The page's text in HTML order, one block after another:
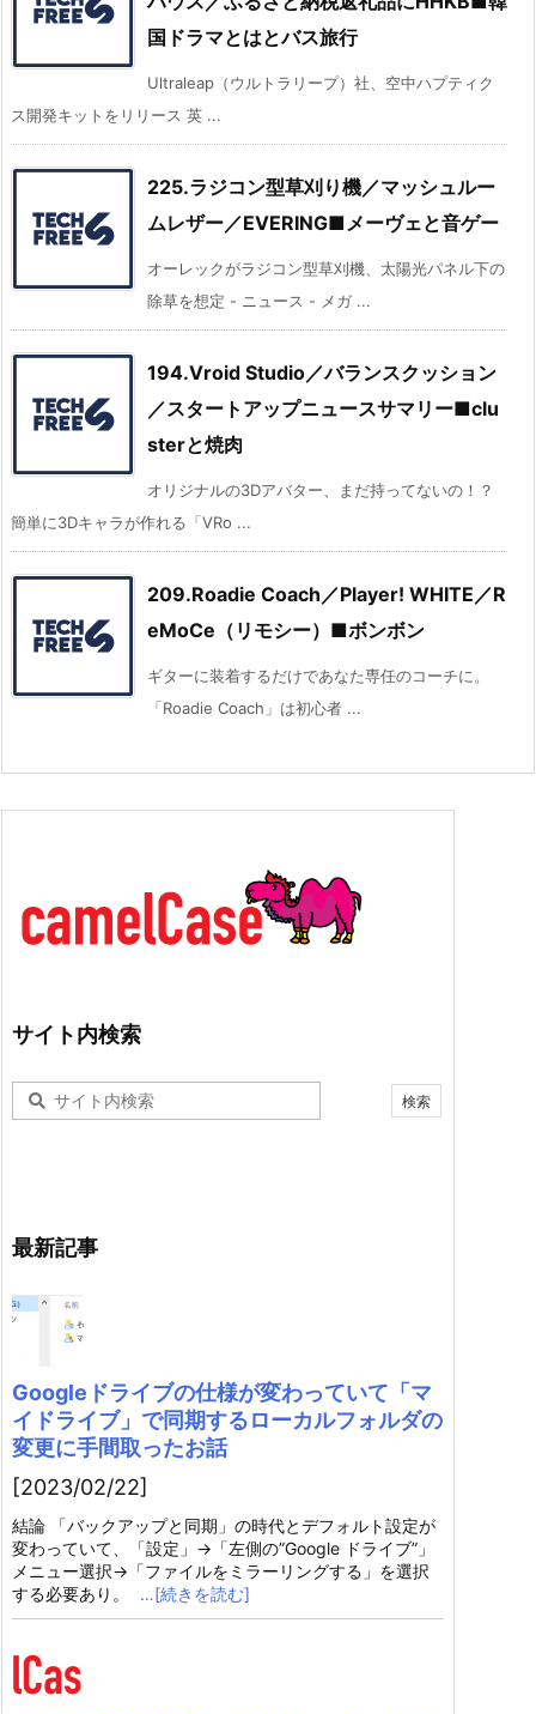
国ドラマとはとバス旅行
Ultraleap（ウルトラリープ）社、空中ハプティク
ス開発キットをリリース 英 ...
225.ラジコン型草刈り機／マッシュルー
ムレザー／EVERING■メーヴェと音ゲー
オーレックがラジコン型草刈機、太陽光パネル下の
除草を想定 - ニュース - メガ ...
194.Vroid Studio／バランスクッション
／スタートアップニュースサマリー■clu
sterと焼肉
オリジナルの3Dアバター、まだ持ってないの！？
簡単に3Dキャラが作れる「VRo ...
209.Roadie Coach／Player! WHITE／R
eMoCe（リモシー）■ボンボン
ギターに装着するだけであなた専任のコーチに。
「Roadie Coach」は初心者 ...
サイト内検索
最新記事
Googleドライブの仕様が変わっていて「マ
イドライブ」で同期するローカルフォルダの
変更に手間取ったお話
[2023/02/22]
結論 「バックアップと同期」の時代とデフォルト設定が
変わっていて、「設定」→「左側の”Google ドライブ”」
メニュー選択→「ファイルをミラーリングする」を選択
する必要あり。
…[続きを読む]